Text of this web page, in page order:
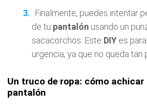
Finalmente, puedes intentar
de tu pantalón usando un
sacacorchos. Este DIY es
urgencia, ya que no queda tan
Un truco de ropa: cómo
pantalón